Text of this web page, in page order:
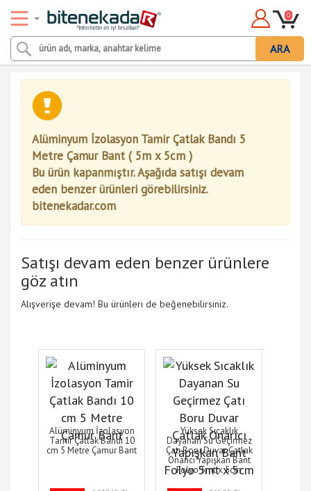
ARA
0
Alüminyum İzolasyon Tamir Çatlak Bandı 5
Metre Çamur Bant ( 5m x 5cm )
Bu ürün kapanmıştır. Aşağıda satışı devam
eden benzer ürünleri görebilirsiniz.
bitenekadar.com
Satışı devam eden benzer ürünlere
göz atın
Alışverişe devam! Bu ürünleri de beğenebilirsiniz.
Alüminyum İzolasyon
Tamir Çatlak Bandı 10
cm 5 Metre Çamur Bant
Yüksek Sıcaklık
Dayanan Su Geçirmez
Çatı Boru Duvar Çatlak
Onarıcı Yapışkan Bant
Folyo 5mt x 5cm